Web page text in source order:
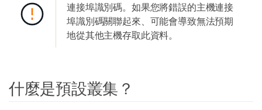
連接埠識別碼。如果您將錯誤的主機連接
埠識別碼關聯起來、可能會導致無法預期
地從其他主機存取此資料。
什麼是預設叢集？